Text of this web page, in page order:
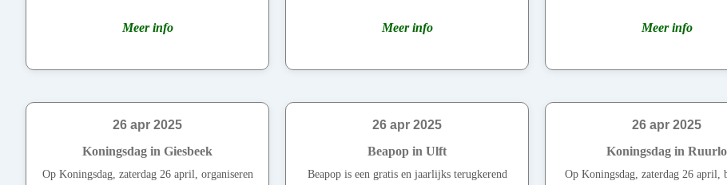
Meer info Meer info Meer info
26 apr 2025
Koningsdag in Giesbeek
Op Koningsdag, zaterdag 26 april, organiseren
26 apr 2025
Beapop in Ulft
Beapop is een gratis en jaarlijks terugkerend
26 apr 2025
Koningsdag in Ruurlo
Op Koningsdag, zaterdag 26 april,